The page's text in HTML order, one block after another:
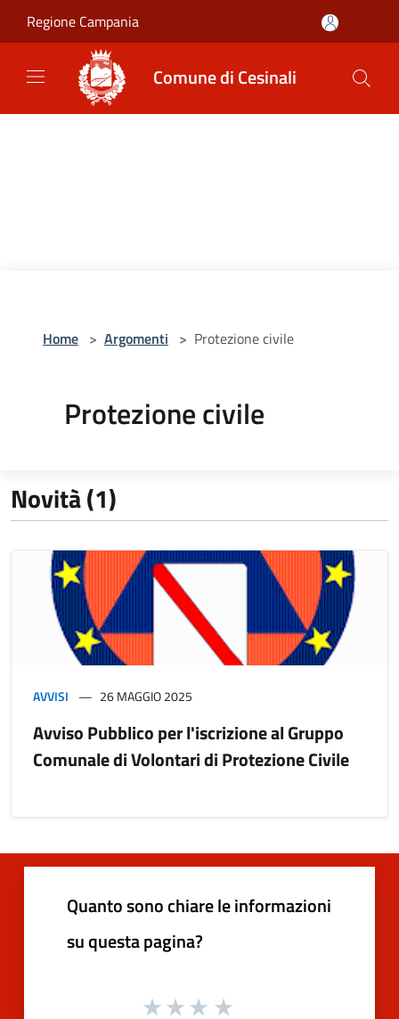
Regione Campania
Comune di Cesinali
Home > Argomenti > Protezione civile
Protezione civile
Novità (1)
AVVISI 26 MAGGIO 2025
Avviso Pubblico per l'iscrizione al Gruppo
Comunale di Volontari di Protezione Civile
Quanto sono chiare le informazioni
su questa pagina?